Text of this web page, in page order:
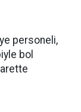
personeli,
bol